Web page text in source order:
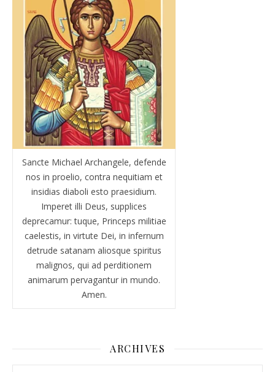
Sancte Michael Archangele, defende
nos in proelio, contra nequitiam et
insidias diaboli esto praesidium.
Imperet illi Deus, supplices
deprecamur: tuque, Princeps militiae
caelestis, in virtute Dei, in infernum
detrude satanam aliosque spiritus
malignos, qui ad perditionem
animarum pervagantur in mundo.
Amen.
ARCHIVES